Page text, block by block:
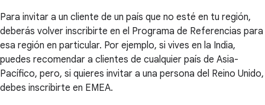
Para invitar a un cliente de un país que no esté en tu región,
deberás volver inscribirte en el Programa de Referencias para
esa región en particular. Por ejemplo, si vives en la India,
puedes recomendar a clientes de cualquier país de Asia-
Pacífico, pero, si quieres invitar a una persona del Reino Unido,
debes inscribirte en EMEA.